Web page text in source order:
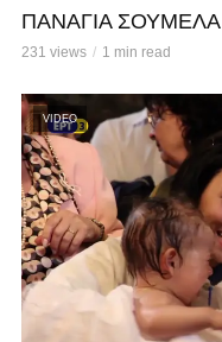
ΠΑΝΑΓΙΑ ΣΟΥΜΕΛΑ
231 views 1 min read
VIDEO